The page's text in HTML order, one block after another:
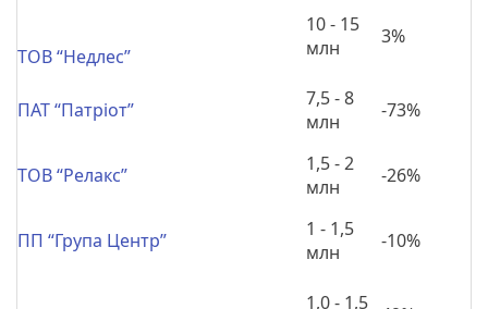
ТОВ “Недлес”
10 - 15
млн
3%
ПАТ “Патріот”
7,5 - 8
млн
-73%
ТОВ “Релакс”
1,5 - 2
млн
-26%
ПП “Група Центр”
1 - 1,5
млн
-10%
1,0 - 1,5